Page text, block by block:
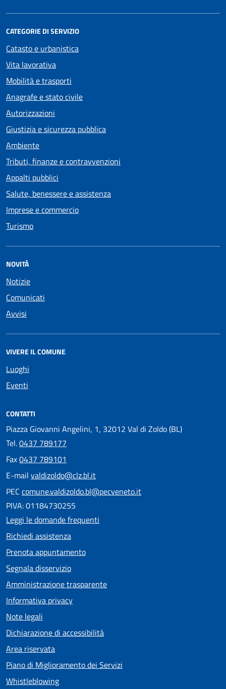
CATEGORIE DI SERVIZIO
Catasto e urbanistica
Vita lavorativa
Mobilità e trasporti
Anagrafe e stato civile
Autorizzazioni
Giustizia e sicurezza pubblica
Ambiente
Tributi, finanze e contravvenzioni
Appalti pubblici
Salute, benessere e assistenza
Imprese e commercio
Turismo
NOVITÀ
Notizie
Comunicati
Avvisi
VIVERE IL COMUNE
Luoghi
Eventi
CONTATTI
Piazza Giovanni Angelini, 1, 32012 Val di Zoldo (BL)
Tel.0437 789177
Fax0437 789101
E-mail valdizoldo@clz.bl.it
PEC comune.valdizoldo.bl@pecveneto.it
PIVA: 01184730255
Leggi le domande frequenti
Richiedi assistenza
Prenota appuntamento
Segnala disservizio
Amministrazione trasparente
Informativa privacy
Note legali
Dichiarazione di accessibilità
Area riservata
Piano di Miglioramento dei Servizi
Whistleblowing